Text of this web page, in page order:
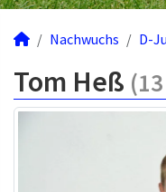
Nachwuchs D-
Tom Heß